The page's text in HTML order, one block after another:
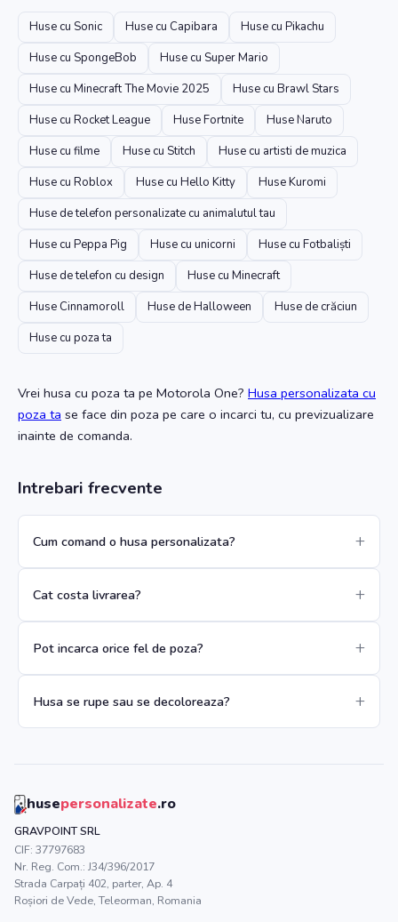
Huse cu Sonic Huse cu Capibara
Huse cu Pikachu
Huse cu SpongeBob
Huse cu Super Mario
Huse cu Minecraft The Movie 2025
Huse cu Brawl Stars
Huse cu Rocket League
Huse Fortnite
Huse Naruto
Huse cu filme
Huse cu Stitch
Huse cu artisti de muzica
Huse cu Roblox
Huse cu Hello Kitty
Huse Kuromi
Huse de telefon personalizate cu animalutul tau
Huse cu Peppa Pig
Huse cu unicorni
Huse cu Fotbaliști
Huse de telefon cu design
Huse cu Minecraft
Huse Cinnamoroll
Huse de Halloween
Huse de crăciun
Huse cu poza ta
Vrei husa cu poza ta pe Motorola One? Husa personalizata cu
poza ta se face din poza pe care o incarci tu, cu previzualizare
inainte de comanda.
Intrebari frecvente
Cum comand o husa personalizata?
Cat costa livrarea?
Pot incarca orice fel de poza?
Husa se rupe sau se decoloreaza?
husepersonalizate.ro
GRAVPOINT SRL
CIF: 37797683
Nr. Reg. Com.: J34/396/2017
Strada Carpați 402, parter, Ap. 4
Roșiori de Vede,Teleorman, Romania